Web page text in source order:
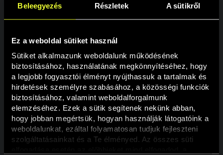
Beleegyezés Részletek A sütikről
Ez a weboldal sütiket használ
Sütiket alkalmazunk weboldalunk működésének
biztosításához, használatának megkönnyítéséhez, hogy
a legjobb fogyasztói élményt nyújthassuk a tartalmak és
hirdetések személyre szabásához, a közösségi funkciók
biztosításához, valamint weboldalforgalmunk
elemzéséhez. Ezek a sütik segítenek nekünk abban,
hogy jobban megértsük, hogyan használják látogatóink a
weboldalunkat, ezáltal folyamatosan tudjuk fejleszteni
szolgáltatásainkat és a Te élményed. Az összes süti
1 Paco1978 300 000 Ft
4 Csokis94 538 160 000 Ft
5 Szakosa84 474 140 000 Ft
6 Tino11 435 120 000 Ft
7 attila750908 410 120 000 Ft